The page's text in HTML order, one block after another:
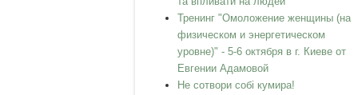
Тренинг "Омоложение женщины (на
физическом и энергетическом
уровне)" - 5-6 октября в г. Киеве от
Евгении Адамовой
Не сотвори собі кумира!